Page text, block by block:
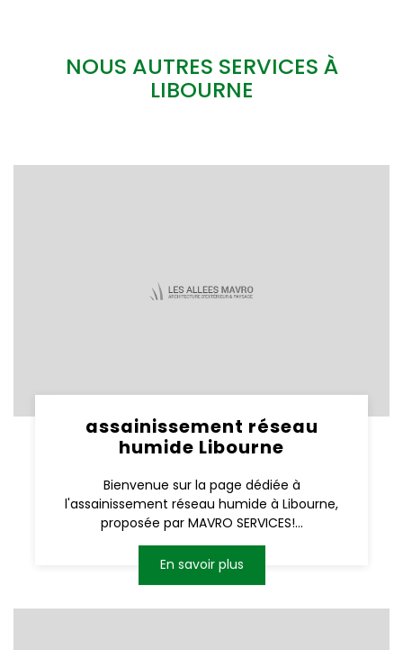
NOUS AUTRES SERVICES À
LIBOURNE
assainissement réseau
humide Libourne
Bienvenue sur la page dédiée à
l'assainissement réseau humide à Libourne,
proposée par MAVRO SERVICES!...
En savoir plus